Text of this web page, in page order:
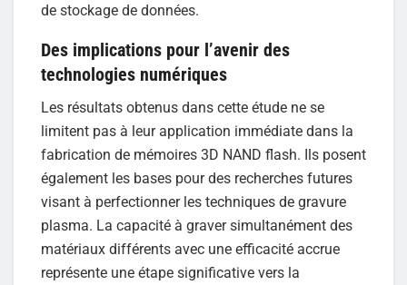
de stockage de données.
Des implications pour l’avenir des
technologies numériques
Les résultats obtenus dans cette étude ne se
limitent pas à leur application immédiate dans la
fabrication de mémoires 3D NAND flash. Ils posent
également les bases pour des recherches futures
visant à perfectionner les techniques de gravure
plasma. La capacité à graver simultanément des
matériaux différents avec une efficacité accrue
représente une étape significative vers la